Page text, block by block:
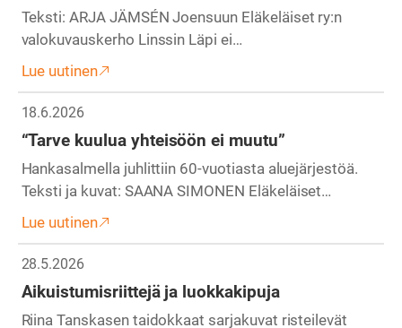
Teksti: ARJA JÄMSÉN Joensuun Eläkeläiset ry:n
valokuvauskerho Linssin Läpi ei…
Lue uutinen
18.6.2026
“Tarve kuulua yhteisöön ei muutu”
Hankasalmella juhlittiin 60-vuotiasta aluejärjestöä.
Teksti ja kuvat: SAANA SIMONEN Eläkeläiset…
Lue uutinen
28.5.2026
Aikuistumisriittejä ja luokkakipuja
Riina Tanskasen taidokkaat sarjakuvat risteilevät